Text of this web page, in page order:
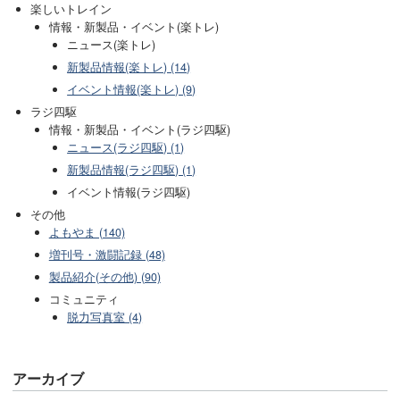
楽しいトレイン
情報・新製品・イベント(楽トレ)
ニュース(楽トレ)
新製品情報(楽トレ) (14)
イベント情報(楽トレ) (9)
ラジ四駆
情報・新製品・イベント(ラジ四駆)
ニュース(ラジ四駆) (1)
新製品情報(ラジ四駆) (1)
イベント情報(ラジ四駆)
その他
よもやま (140)
増刊号・激闘記録 (48)
製品紹介(その他) (90)
コミュニティ
脱力写真室 (4)
アーカイブ